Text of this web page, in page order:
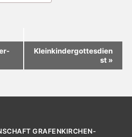
Kleinkindergottesdien
st »
GRAFENKIRCHEN-